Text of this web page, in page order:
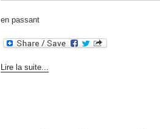
en passant
Lire la suite...